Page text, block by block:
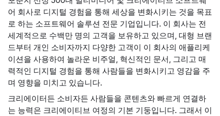
어 회사로 디지털 경험을 통해 세상을 변화시키는 것을 목표
로 하는 소프트웨어 솔루션 전문 기업입니다. 이 회사는 전
세계적으로 수백만 명의 고객을 보유하고 있으며, 대형 브랜
드부터 개인 소비자까지 다양한 고객이 이 회사의 애플리케
이션을 사용하여 놀라운 비주얼, 혁신적인 문서, 그리고 매
력적인 디지털 경험을 통해 사람들을 변화시키고 영감을 주
며 영향을 미치고 있습니다.
크리에이터든 소비자든 사람들을 콘텐츠와 빠르게 연결하
는 능력은 크리에이티브 여정의 기본 기둥입니다. 그래서 이